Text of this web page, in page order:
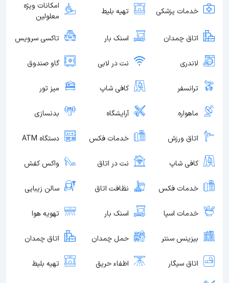
خدمات پزشکی تهیه بلیط
امکانات ویژه
معلولین
اتاق چمدان اسنک بار تاکسی سرویس
لاندری نت در لابی گاو صندوق
ترانسفر کافی شاپ میز تور
ماهواره آرایشگاه بدنسازی
اتاق ورزش خدمات فکس دستگاه ATM
کافی شاپ نت در اتاق واکس کفش
خدمات فکس نظافت اتاق سالن زیبایی
خدمات اسپا اسنک بار تهویه هوا
بیزینس سنتر حمل چمدان اتاق چمدان
اتاق سیگار اطفاء حریق تهیه بلیط